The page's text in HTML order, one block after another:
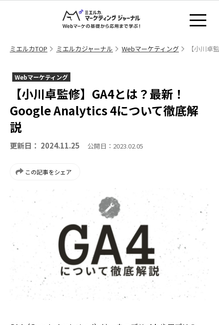
ミエルカTOP ミエルカジャーナル Webマーケティング 【小川
Webマーケティング
【小川卓監修】GA4とは？最新！
Google Analytics 4について徹底解
説
更新日： 2024.11.25 公開日：2023.02.05
この記事をシェア